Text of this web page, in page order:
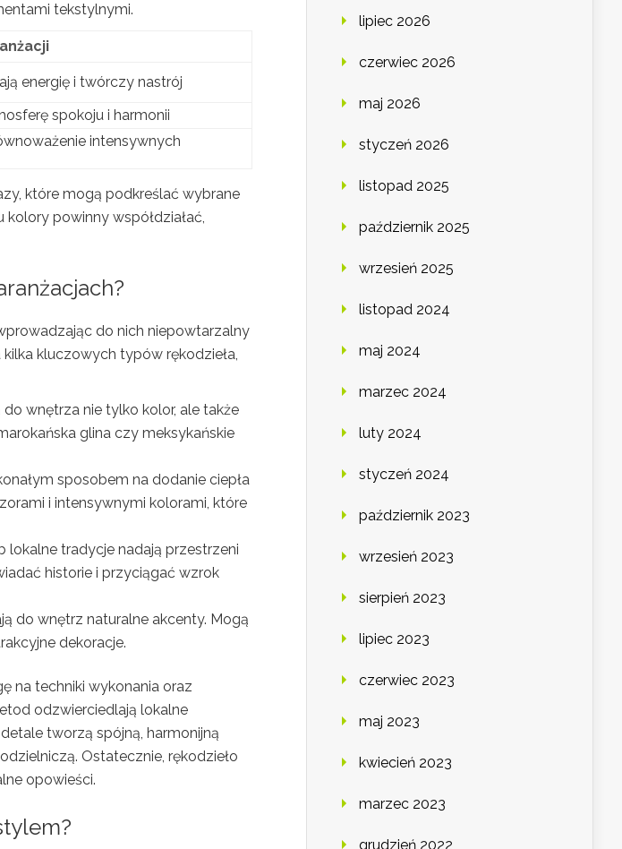
tekstylnymi.
energię i twórczy nastrój
spokoju i harmonii
intensywnych
które mogą podkreślać wybrane
powinny współdziałać,
do nich niepowtarzalny
kluczowych typów rękodzieła,
wnętrza nie tylko kolor, ale także
glina czy meksykańskie
sposobem na dodanie ciepła
i intensywnymi kolorami, które
tradycje nadają przestrzeni
historie i przyciągać wzrok
do wnętrz naturalne akcenty. Mogą
dekoracje.
na techniki wykonania oraz
odzwierciedlają lokalne
tworzą spójną, harmonijną
Ostatecznie, rękodzieło
opowieści.
lipiec 2026
czerwiec 2026
maj 2026
styczeń 2026
listopad 2025
październik 2025
wrzesień 2025
listopad 2024
maj 2024
marzec 2024
luty 2024
styczeń 2024
październik 2023
wrzesień 2023
sierpień 2023
lipiec 2023
czerwiec 2023
maj 2023
kwiecień 2023
marzec 2023
grudzień 2022